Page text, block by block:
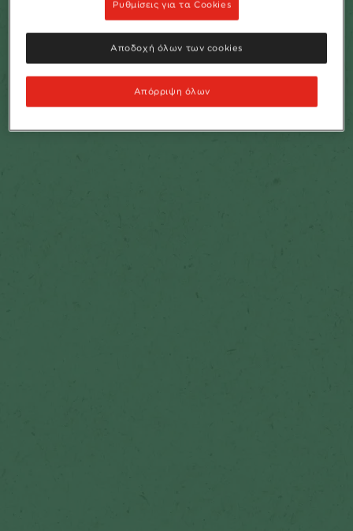
Ρυθμίσεις για τα Cookies
Απόρριψη όλων
Αποδοχή όλων των cookies